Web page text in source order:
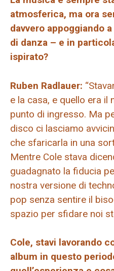
atmosferica, ma ora
davvero appoggiando
di danza – e in
ispirato?
Ruben Radlauer:
e la casa, e quello era
punto di ingresso. Ma
disco ci lasciamo
che sfaricarla in una
Mentre Cole stava
guadagnato la fiducia
nostra versione di
pop senza sentire il
spazio per sfidare noi
Cole, stavi lavorando
album in questo